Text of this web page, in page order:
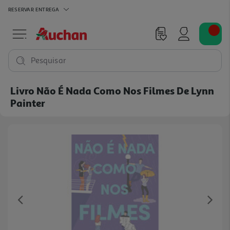
RESERVAR ENTREGA
Pesquisar
Livro Não É Nada Como Nos Filmes De Lynn
Painter
Previous